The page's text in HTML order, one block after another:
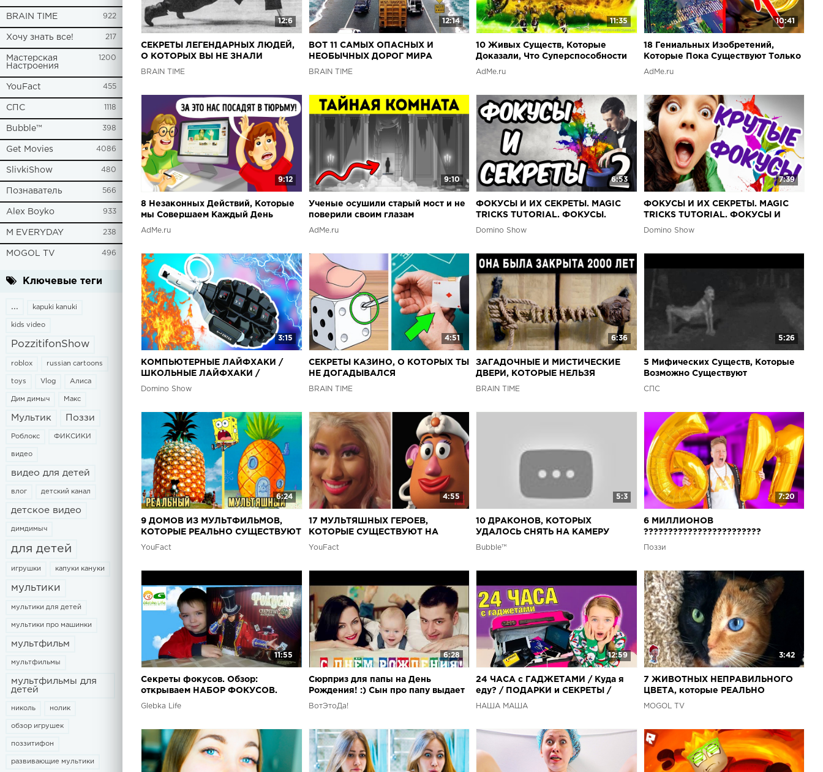
BRAIN TIME 922
Хочу знать все! 217
Мастерская
Настроения
1200
YouFact 455
СПС 1118
Bubble™ 398
Get Movies 4086
SlivkiShow 480
Познаватель 566
Alex Boyko 933
M EVERYDAY 238
MOGOL TV 496
Ключевые теги
... kapuki kanuki
kids video
PozzitifonShow
roblox russian cartoons
toys Vlog Алиса
Дим димыч Макс
Мультик Поззи
Роблокс ФИКСИКИ
видео
видео для детей
влог детский канал
детское видео
димдимыч
для детей
игрушки капуки кануки
мультики
мультики для детей
мультики про машинки
мультфильм
мультфильмы
мультфильмы для
детей
николь нолик
обзор игрушек
поззитифон
развивающие мультики
12:6
СЕКРЕТЫ ЛЕГЕНДАРНЫХ ЛЮДЕЙ,
О КОТОРЫХ ВЫ НЕ ЗНАЛИ
BRAIN TIME
12:14
ВОТ 11 САМЫХ ОПАСНЫХ И
НЕОБЫЧНЫХ ДОРОГ МИРА
BRAIN TIME
11:35
10 Живых Существ, Которые
Доказали, Что Суперспособности
Существуют
AdMe.ru
10:41
18 Гениальных Изобретений,
Которые Пока Существуют Только
в Японии
AdMe.ru
9:12
8 Незаконных Действий, Которые
мы Совершаем Каждый День
AdMe.ru
9:10
Ученые осушили старый мост и не
поверили своим глазам
AdMe.ru
6:53
ФОКУСЫ И ИХ СЕКРЕТЫ. MAGIC
TRICKS TUTORIAL. ФОКУСЫ.
ФОКУСЫ И СЕКРЕТЫ.
Domino Show
7:39
ФОКУСЫ И ИХ СЕКРЕТЫ. MAGIC
TRICKS TUTORIAL. ФОКУСЫ И
СЕКРЕТЫ.
Domino Show
3:15
КОМПЬЮТЕРНЫЕ ЛАЙФХАКИ /
ШКОЛЬНЫЕ ЛАЙФХАКИ /
АЛИЭКСПРЕСС
Domino Show
4:51
СЕКРЕТЫ КАЗИНО, О КОТОРЫХ ТЫ
НЕ ДОГАДЫВАЛСЯ
BRAIN TIME
6:36
ЗАГАДОЧНЫЕ И МИСТИЧЕСКИЕ
ДВЕРИ, КОТОРЫЕ НЕЛЬЗЯ
ОТКРЫВАТЬ
BRAIN TIME
5:26
5 Мифических Существ, Которые
Возможно Существуют
СПС
6:24
9 ДОМОВ ИЗ МУЛЬТФИЛЬМОВ,
КОТОРЫЕ РЕАЛЬНО СУЩЕСТВУЮТ
(С ЕНОТОМ РОККИ ПО СКАЙПУ)
YouFact
4:55
17 МУЛЬТЯШНЫХ ГЕРОЕВ,
КОТОРЫЕ СУЩЕСТВУЮТ НА
САМОМ ДЕЛЕ
YouFact
5:3
10 ДРАКОНОВ, КОТОРЫХ
УДАЛОСЬ СНЯТЬ НА КАМЕРУ
Bubble™
7:20
6 МИЛЛИОНОВ
????????????????????????
СЕКРЕТЫ МОЕГО КАНАЛА?!
Поззи
11:55
Секреты фокусов. Обзор:
открываем НАБОР ФОКУСОВ.
Secrets of tricks. Overview: open
Glebka Life
6:28
Сюрприз для папы на День
Рождения! :) Сын про папу выдает
секреты. Веселая семья :)
ВотЭтоДа!
12:59
24 ЧАСА с ГАДЖЕТАМИ / Куда я
еду? / ПОДАРКИ и СЕКРЕТЫ /
Ожидание и реальность / НАША
НАША МАША
3:42
7 ЖИВОТНЫХ НЕПРАВИЛЬНОГО
ЦВЕТА, которые РЕАЛЬНО
СУЩЕСТВУЮТ
MOGOL TV